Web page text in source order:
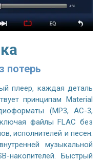
потерь
плеер, каждая деталь
принципам Material
(MP3, AC-3,
файлы FLAC без
исполнителей и песен.
музыкальной
накопителей. Быстрый